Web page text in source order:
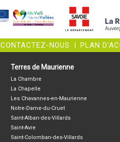
CONTACTEZ-NOUS PLAN
Terres de Maurienne
La Chambre
La Chapelle
Les Chavannes-en-Maurienne
Notre-Dame-du-Cruet
Saint-Alban-des-Villards
Saint-Avre
Saint-Colomban-des-Villards